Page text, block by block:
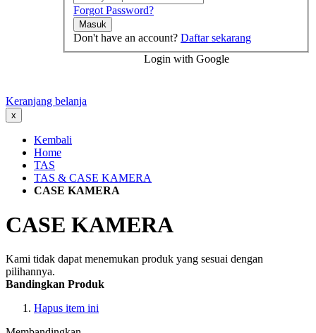
Forgot Password?
Masuk
Don't have an account? Daftar sekarang
Login with Google
Keranjang belanja
x
Kembali
Home
TAS
TAS & CASE KAMERA
CASE KAMERA
CASE KAMERA
Kami tidak dapat menemukan produk yang sesuai dengan
pilihannya.
Bandingkan Produk
Hapus item ini